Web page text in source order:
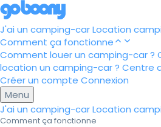
J'ai un camping-carLocation
Comment ça fonctionne
Comment louer un camping-car ?
location un camping-car ? Centre
Créer un compte Connexion
Menu
J'ai un camping-carLocation
Comment ça fonctionne